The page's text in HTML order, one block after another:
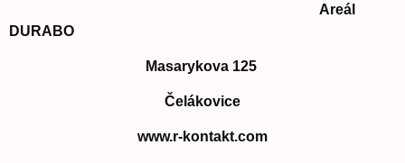
Areál
DURABO
Masarykova 125
Čelákovice
www.r-kontakt.com